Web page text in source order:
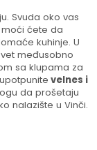
Svuda oko vas
ćete da
kuhinje. U
međusobno
sa klupama za
velnes i
da prošetaju
nalazište u Vinči.